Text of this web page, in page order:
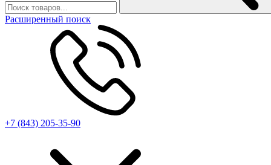
Расширенный поиск
+7 (843) 205-35-90